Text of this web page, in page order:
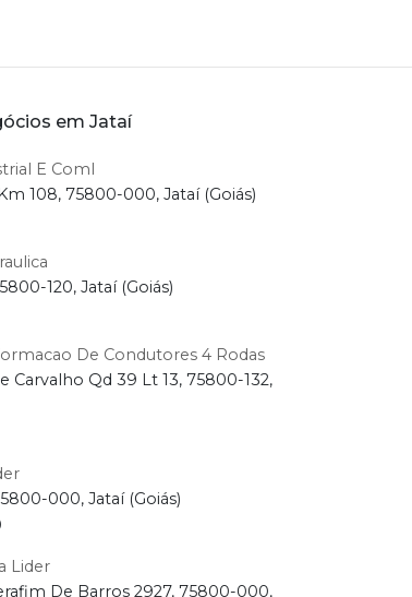
em Jataí
E Coml
108, 75800-000, Jataí (Goiás)
120, Jataí (Goiás)
De Condutores 4 Rodas
Carvalho Qd 39 Lt 13, 75800-132,
000, Jataí (Goiás)
Lider
De Barros 2927, 75800-000,